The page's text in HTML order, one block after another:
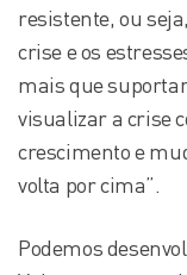
resistente, ou
crise e os
mais que
visualizar a crise
crescimento e
volta por cima”.
Podemos